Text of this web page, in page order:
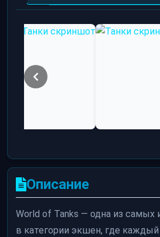
Описание
World of Tanks — одна из самых
в категории экшен, где